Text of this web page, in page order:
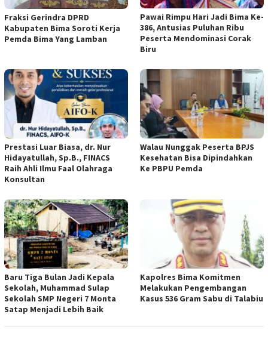
Fraksi Gerindra DPRD
Kabupaten Bima Soroti Kerja
Pemda Bima Yang Lamban
Pawai Rimpu Hari Jadi Bima Ke-
386, Antusias Puluhan Ribu
Peserta Mendominasi Corak
Biru
Prestasi Luar Biasa, dr. Nur
Hidayatullah, Sp.B., FINACS
Raih Ahli Ilmu Faal Olahraga
Konsultan
Walau Nunggak Peserta BPJS
Kesehatan Bisa Dipindahkan
Ke PBPU Pemda
Baru Tiga Bulan Jadi Kepala
Sekolah, Muhammad Sulap
Sekolah SMP Negeri 7 Monta
Satap Menjadi Lebih Baik
Kapolres Bima Komitmen
Melakukan Pengembangan
Kasus 536 Gram Sabu di Talabiu